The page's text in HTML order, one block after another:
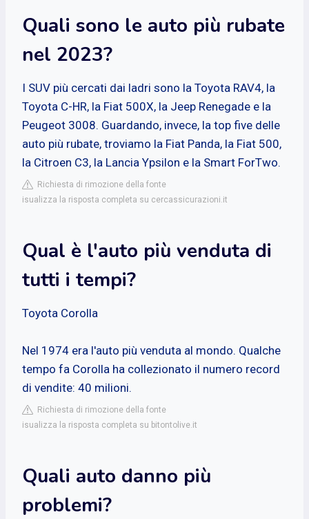
Quali sono le auto più rubate
nel 2023?
I SUV più cercati dai ladri sono la Toyota RAV4, la
Toyota C-HR, la Fiat 500X, la Jeep Renegade e la
Peugeot 3008. Guardando, invece, la top five delle
auto più rubate, troviamo la Fiat Panda, la Fiat 500,
la Citroen C3, la Lancia Ypsilon e la Smart ForTwo.
Richiesta di rimozione della fonte
isualizza la risposta completa su cercassicurazioni.it
Qual è l'auto più venduta di
tutti i tempi?
Toyota Corolla
Nel 1974 era l'auto più venduta al mondo. Qualche
tempo fa Corolla ha collezionato il numero record
di vendite: 40 milioni.
Richiesta di rimozione della fonte
isualizza la risposta completa su bitontolive.it
Quali auto danno più
problemi?